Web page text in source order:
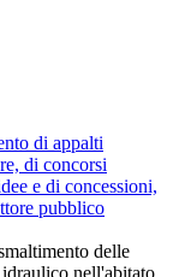
di appalti
di concorsi
e di concessioni,
pubblico
delle
nell'abitato